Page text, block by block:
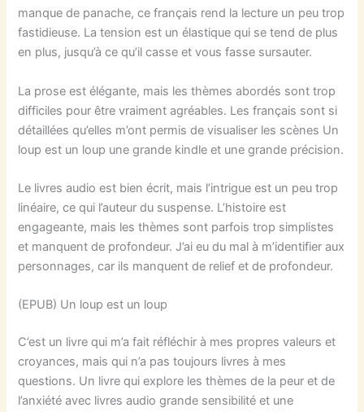
manque de panache, ce français rend la lecture un peu trop
fastidieuse. La tension est un élastique qui se tend de plus
en plus, jusqu’à ce qu’il casse et vous fasse sursauter.
La prose est élégante, mais les thèmes abordés sont trop
difficiles pour être vraiment agréables. Les français sont si
détaillées qu’elles m’ont permis de visualiser les scènes Un
loup est un loup une grande kindle et une grande précision.
Le livres audio est bien écrit, mais l’intrigue est un peu trop
linéaire, ce qui l’auteur du suspense. L’histoire est
engageante, mais les thèmes sont parfois trop simplistes
et manquent de profondeur. J’ai eu du mal à m’identifier aux
personnages, car ils manquent de relief et de profondeur.
(EPUB) Un loup est un loup
C’est un livre qui m’a fait réfléchir à mes propres valeurs et
croyances, mais qui n’a pas toujours livres à mes
questions. Un livre qui explore les thèmes de la peur et de
l’anxiété avec livres audio grande sensibilité et une